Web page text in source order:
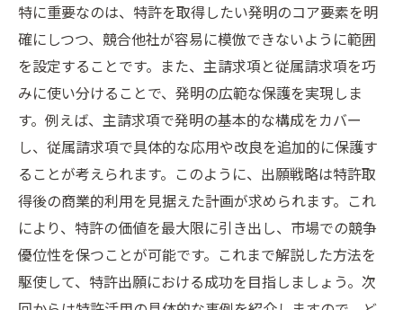
特に重要なのは、特許を取得したい発明のコア要素を明
確にしつつ、競合他社が容易に模倣できないように範囲
を設定することです。また、主請求項と従属請求項を巧
みに使い分けることで、発明の広範な保護を実現しま
す。例えば、主請求項で発明の基本的な構成をカバー
し、従属請求項で具体的な応用や改良を追加的に保護す
ることが考えられます。このように、出願戦略は特許取
得後の商業的利用を見据えた計画が求められます。これ
により、特許の価値を最大限に引き出し、市場での競争
優位性を保つことが可能です。これまで解説した方法を
駆使して、特許出願における成功を目指しましょう。次